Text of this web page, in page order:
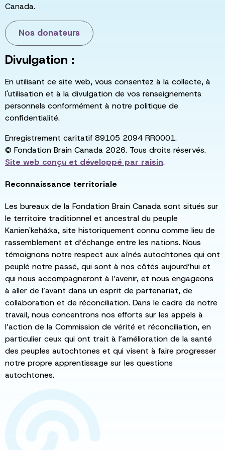
Canada.
Nos donateurs
Divulgation :
En utilisant ce site web, vous consentez à la collecte, à
l'utilisation et à la divulgation de vos renseignements
personnels conformément à notre politique de
confidentialité.
Enregistrement caritatif 89105 2094 RR0001.
© Fondation Brain Canada 2026. Tous droits réservés.
Site web conçu et développé par raisin.
Reconnaissance territoriale
Les bureaux de la Fondation Brain Canada sont situés sur
le territoire traditionnel et ancestral du peuple
Kanien'kehá:ka, site historiquement connu comme lieu de
rassemblement et d’échange entre les nations. Nous
témoignons notre respect aux aînés autochtones qui ont
peuplé notre passé, qui sont à nos côtés aujourd’hui et
qui nous accompagneront à l’avenir, et nous engageons
à aller de l’avant dans un esprit de partenariat, de
collaboration et de réconciliation. Dans le cadre de notre
travail, nous concentrons nos efforts sur les appels à
l’action de la Commission de vérité et réconciliation, en
particulier ceux qui ont trait à l’amélioration de la santé
des peuples autochtones et qui visent à faire progresser
notre propre apprentissage sur les questions
autochtones.